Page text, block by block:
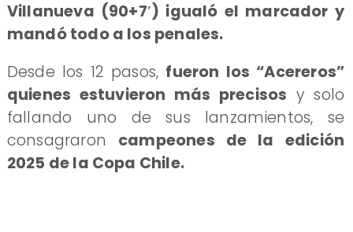
Villanueva (90+7′) igualó el marcador y
mandó todo a los penales.
Desde los 12 pasos, fueron los “Acereros”
quienes estuvieron más precisos y solo
fallando uno de sus lanzamientos, se
consagraron campeones de la edición
2025 de la Copa Chile.